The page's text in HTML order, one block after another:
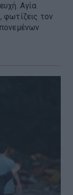
Αγία
φωτίζεις τον